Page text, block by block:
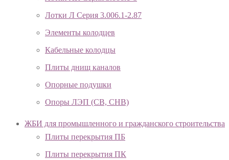
Лотки Л Серия 3.006.1-2.87
Элементы колодцев
Кабельные колодцы
Плиты днищ каналов
Опорные подушки
Опоры ЛЭП (СВ, СНВ)
ЖБИ для промышленного и гражданского строительства
Плиты перекрытия ПБ
Плиты перекрытия ПК